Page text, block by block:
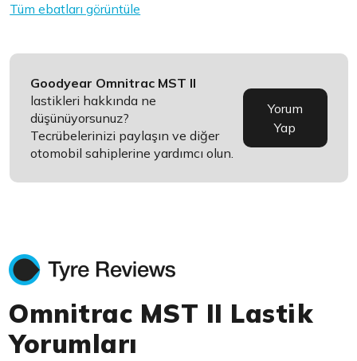
Tüm ebatları görüntüle
Goodyear Omnitrac MST II
lastikleri hakkında ne
düşünüyorsunuz?
Tecrübelerinizi paylaşın ve diğer
otomobil sahiplerine yardımcı olun.
Yorum
Yap
Omnitrac MST II Lastik
Yorumları